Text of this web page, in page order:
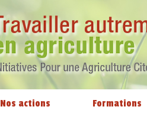
Nos actions Formations